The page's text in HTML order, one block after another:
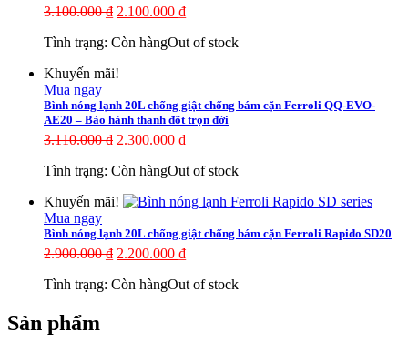
3.100.000₫ 2.100.000 ₫
Tình trạng: Còn hàngOut of stock
Khuyến mãi!
Mua ngay
Bình nóng lạnh 20L chống giật chống bám cặn Ferroli QQ-EVO-
AE20 – Bảo hành thanh đốt trọn đời
3.110.000₫ 2.300.000 ₫
Tình trạng: Còn hàngOut of stock
Khuyến mãi!
Mua ngay
Bình nóng lạnh 20L chống giật chống bám cặn Ferroli Rapido SD20
2.900.000₫ 2.200.000 ₫
Tình trạng: Còn hàngOut of stock
Sản phẩm